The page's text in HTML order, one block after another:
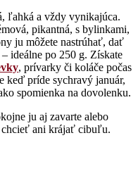
ľahká a vždy vynikajúca.
pikantná, s bylinkami,
ju môžete nastrúhať, dať
ideálne po 250 g. Získate
, prívarky či koláče počas
keď príde sychravý január,
spomienka na dovolenku.
ju aj zavarte alebo
chcieť ani krájať cibuľu.